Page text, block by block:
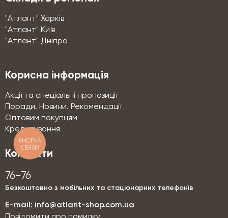
"Атлант" Харків
"Атлант" Київ
"Атлант" Дніпро
Корисна інформація
Акції та спеціальні пропозиції
Поради. Новини. Рекомендації
Оптовим покупцям
Кредитування
Контакти
76-76
Безкоштовно з мобільних та стаціонарних телефонів
E-mail: info@atlant-shop.com.ua
КНОПКА
СВЯЗИ